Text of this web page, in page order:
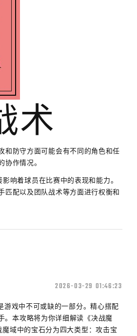
术
和防守方面可能会有不同的角色和任
作情况。
响着球员在比赛中的表现和能力。
匹配以及团队战术等方面进行权衡和
2026-03-29 01:46:23
戏中不可或缺的一部分。精心搭配
。本攻略将为你详细解读《决战魔
域中的宝石分为四大类型：攻击宝